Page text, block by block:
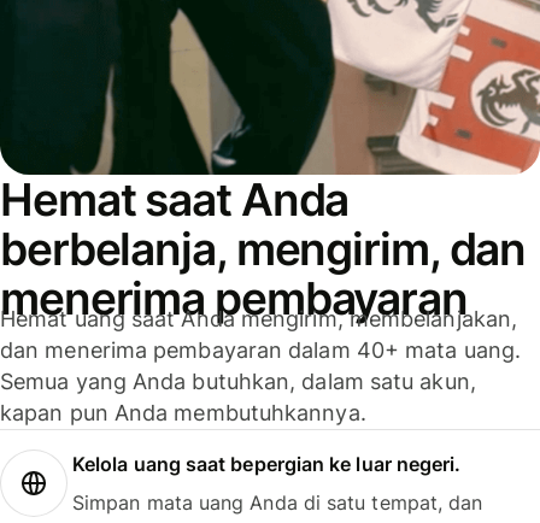
Hemat saat Anda
berbelanja, mengirim, dan
menerima pembayaran
Hemat uang saat Anda mengirim, membelanjakan,
dan menerima pembayaran dalam 40+ mata uang.
Semua yang Anda butuhkan, dalam satu akun,
kapan pun Anda membutuhkannya.
Kelola uang saat bepergian ke luar negeri.
Simpan mata uang Anda di satu tempat, dan